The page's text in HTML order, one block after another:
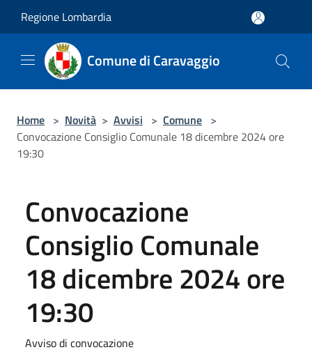
Regione Lombardia
Comune di Caravaggio
Home > Novità > Avvisi > Comune >
Convocazione Consiglio Comunale 18 dicembre 2024 ore
19:30
Convocazione
Consiglio Comunale
18 dicembre 2024 ore
19:30
Avviso di convocazione